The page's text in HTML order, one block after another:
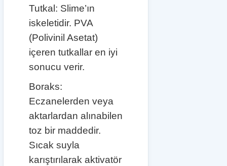
Tutkal: Slime’ın
iskeletidir. PVA
(Polivinil Asetat)
içeren tutkallar en iyi
sonucu verir.
Boraks:
Eczanelerden veya
aktarlardan alınabilen
toz bir maddedir.
Sıcak suyla
karıştırılarak aktivatör